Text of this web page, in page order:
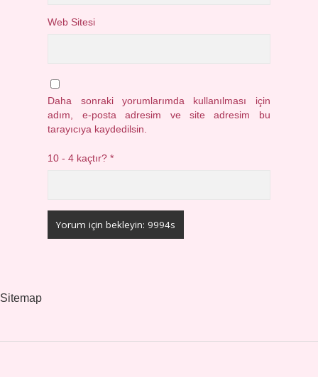
Web Sitesi
Daha sonraki yorumlarımda kullanılması için
adım, e-posta adresim ve site adresim bu
tarayıcıya kaydedilsin.
10 - 4 kaçtır?*
Sitemap